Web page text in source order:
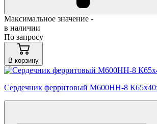
Максимальное значение -
в наличии
По запросу
В корзину
Сердечник ферритовый М600НН-8